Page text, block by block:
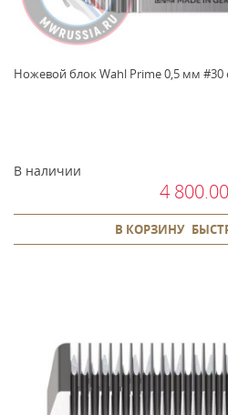
Ножевой блок Wahl Prime 0,5 мм #30
В наличии
4
В КОРЗИНУ